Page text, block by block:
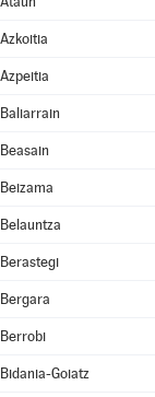
Azkoitia
Azpeitia
Baliarrain
Beasain
Beizama
Belauntza
Berastegi
Bergara
Berrobi
Bidania-Goiatz